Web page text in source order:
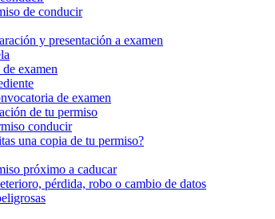
de conducir
y presentación a examen
examen
de examen
de tu permiso
conducir
una copia de tu permiso?
próximo a caducar
pérdida, robo o cambio de datos